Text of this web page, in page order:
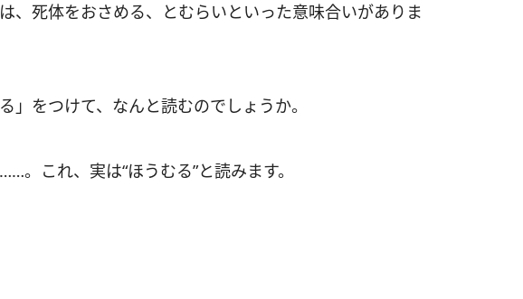
、死体をおさめる、とむらいといった意味合いがありま
」をつけて、なんと読むのでしょうか。
。これ、実は“ほうむる”と読みます。